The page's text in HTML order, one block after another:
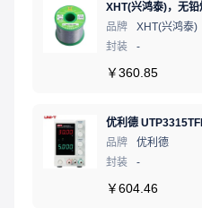
品牌
XHT(兴鸿泰)
封装
-
￥360.85
品牌
优利德
封装
-
￥604.46